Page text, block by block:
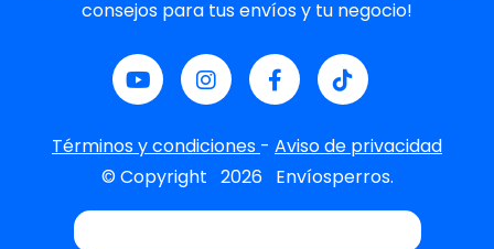
consejos para tus envíos y tu negocio!
Términos y condiciones - Aviso de privacidad
© Copyright 2026 Envíosperros.